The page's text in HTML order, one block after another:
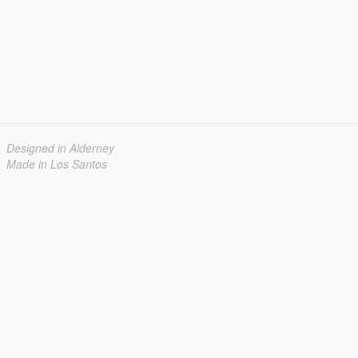
Designed in Alderney
Made in Los Santos